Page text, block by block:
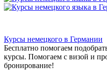
Курсы немецкого в Германии
Бесплатно помогаем
курсы. Помогаем с визой и
бронирование!